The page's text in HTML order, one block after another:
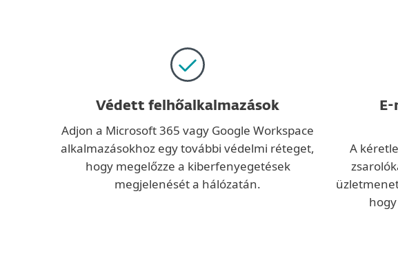
Védett felhőalkalmazások
Adjon a Microsoft 365 vagy Google Workspace
alkalmazásokhoz egy további védelmi réteget,
hogy megelőzze a kiberfenyegetések
megjelenését a hálózatán.
A